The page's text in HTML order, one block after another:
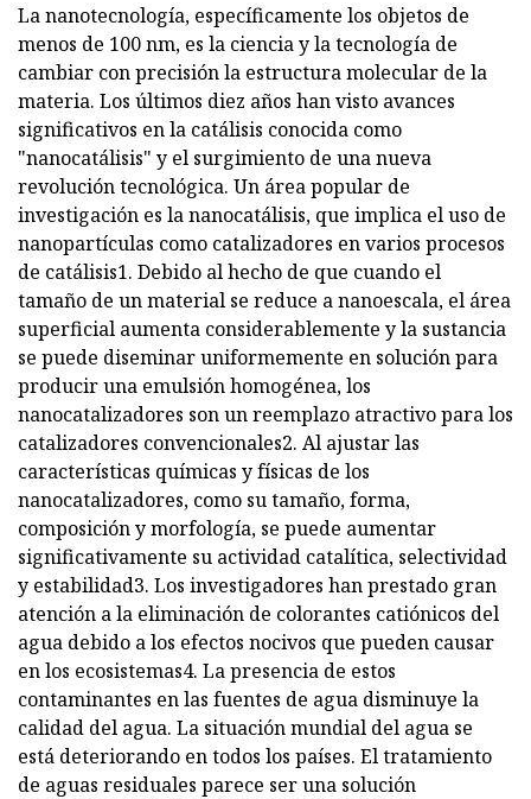
La nanotecnología, específicamente los objetos de
menos de 100 nm, es la ciencia y la tecnología de
cambiar con precisión la estructura molecular de la
materia. Los últimos diez años han visto avances
significativos en la catálisis conocida como
"nanocatálisis" y el surgimiento de una nueva
revolución tecnológica. Un área popular de
investigación es la nanocatálisis, que implica el uso de
nanopartículas como catalizadores en varios procesos
de catálisis1. Debido al hecho de que cuando el
tamaño de un material se reduce a nanoescala, el área
superficial aumenta considerablemente y la sustancia
se puede diseminar uniformemente en solución para
producir una emulsión homogénea, los
nanocatalizadores son un reemplazo atractivo para los
catalizadores convencionales2. Al ajustar las
características químicas y físicas de los
nanocatalizadores, como su tamaño, forma,
composición y morfología, se puede aumentar
significativamente su actividad catalítica, selectividad
y estabilidad3. Los investigadores han prestado gran
atención a la eliminación de colorantes catiónicos del
agua debido a los efectos nocivos que pueden causar
en los ecosistemas4. La presencia de estos
contaminantes en las fuentes de agua disminuye la
calidad del agua. La situación mundial del agua se
está deteriorando en todos los países. El tratamiento
de aguas residuales parece ser una solución